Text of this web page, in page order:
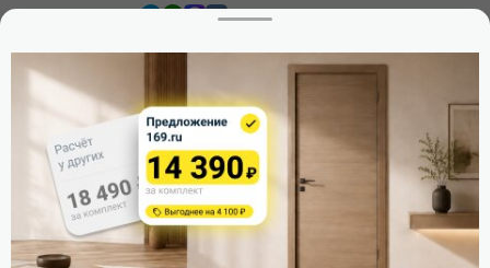
Стать дилером
Расскажите о нас
Поделиться
Оцените магазин
ИКС 1340